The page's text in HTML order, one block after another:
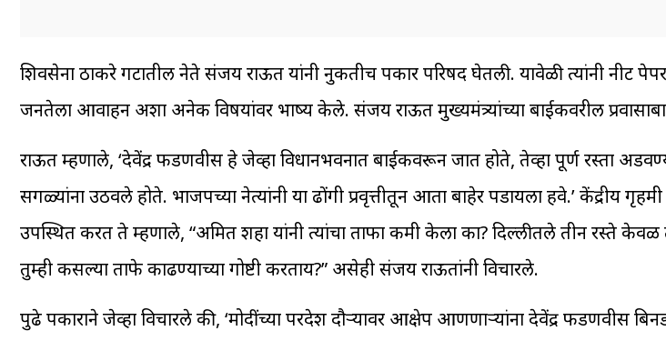
शिवसेना ठाकरे गटातील नेते संजय राऊत यांनी नुकतीच पत्रकार परिषद घेतली. यावेळी त्यांनी नीट
जनतेला आवाहन अशा अनेक विषयांवर भाष्य केले. संजय राऊत मुख्यमंत्र्यांच्या बाईकवरील
राऊत म्हणाले, ‘देवेंद्र फडणवीस हे जेव्हा विधानभवनात बाईकवरून जात होते, तेव्हा पूर्ण रस्ता
सगळ्यांना उठवले होते. भाजपच्या नेत्यांनी या ढोंगी प्रवृत्तीतून आता बाहेर पडायला हवे.’ केंद्रीय
उपस्थित करत ते म्हणाले, “अमित शहा यांनी त्यांचा ताफा कमी केला का? दिल्लीतले तीन रस्ते केवळ
तुम्ही कसल्या ताफे काढण्याच्या गोष्टी करताय?” असेही संजय राऊतांनी विचारले.
पुढे पत्रकाराने जेव्हा विचारले की, ‘मोदींच्या परदेश दौऱ्यावर आक्षेप आणणाऱ्यांना देवेंद्र फडणवीस